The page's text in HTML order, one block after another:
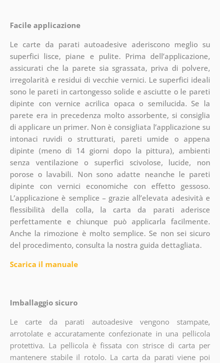
Facile applicazione
Le carte da parati autoadesive aderiscono meglio su
superfici lisce, piane e pulite. Prima dell’applicazione,
assicurati che la parete sia sgrassata, priva di polvere,
irregolarità e residui di vecchie vernici. Le superfici ideali
sono le pareti in cartongesso solide e asciutte o le pareti
dipinte con vernice acrilica opaca o semilucida. Se la
parete era in precedenza molto assorbente, si consiglia
di applicare un primer. Non è consigliata l’applicazione su
intonaci ruvidi o strutturati, pareti umide o appena
dipinte (meno di 14 giorni dopo la pittura), ambienti
senza ventilazione o superfici scivolose, lucide, non
porose o lavabili. Non sono adatte neanche le pareti
dipinte con vernici economiche con effetto gessoso.
L’applicazione è semplice – grazie all’elevata adesività e
flessibilità della colla, la carta da parati aderisce
perfettamente e chiunque può applicarla facilmente.
Anche la rimozione è molto semplice. Se non sei sicuro
del procedimento, consulta la nostra guida dettagliata.
Scarica il manuale
Imballaggio sicuro
Le carte da parati autoadesive vengono stampate,
arrotolate e accuratamente confezionate in una pellicola
protettiva. La pellicola è fissata con strisce di carta per
mantenere stabile il rotolo. La carta da parati viene poi